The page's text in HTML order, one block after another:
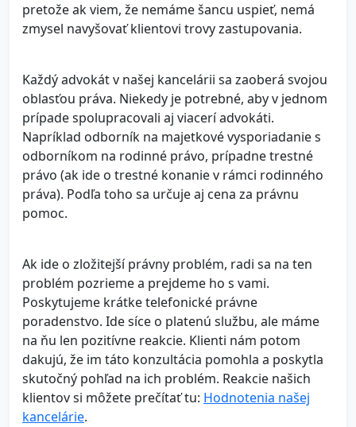
pretože ak viem, že nemáme šancu uspieť, nemá
zmysel navyšovať klientovi trovy zastupovania.
Každý advokát v našej kancelárii sa zaoberá svojou
oblasťou práva. Niekedy je potrebné, aby v jednom
prípade spolupracovali aj viacerí advokáti.
Napríklad odborník na majetkové vysporiadanie s
odborníkom na rodinné právo, prípadne trestné
právo (ak ide o trestné konanie v rámci rodinného
práva). Podľa toho sa určuje aj cena za právnu
pomoc.
Ak ide o zložitejší právny problém, radi sa na ten
problém pozrieme a prejdeme ho s vami.
Poskytujeme krátke telefonické právne
poradenstvo. Ide síce o platenú službu, ale máme
na ňu len pozitívne reakcie. Klienti nám potom
dakujú, že im táto konzultácia pomohla a poskytla
skutočný pohľad na ich problém. Reakcie našich
klientov si môžete prečítať tu: Hodnotenia našej
kancelárie.